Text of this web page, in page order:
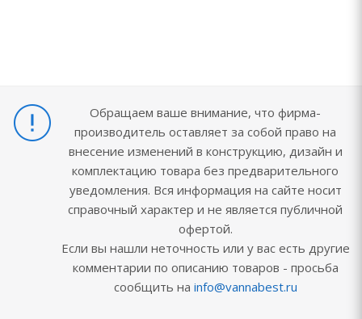
Обращаем ваше внимание, что фирма-
производитель оставляет за собой право на
внесение изменений в конструкцию, дизайн и
комплектацию товара без предварительного
уведомления. Вся информация на сайте носит
справочный характер и не является публичной
офертой.
Если вы нашли неточность или у вас есть другие
комментарии по описанию товаров - просьба
сообщить на info@vannabest.ru